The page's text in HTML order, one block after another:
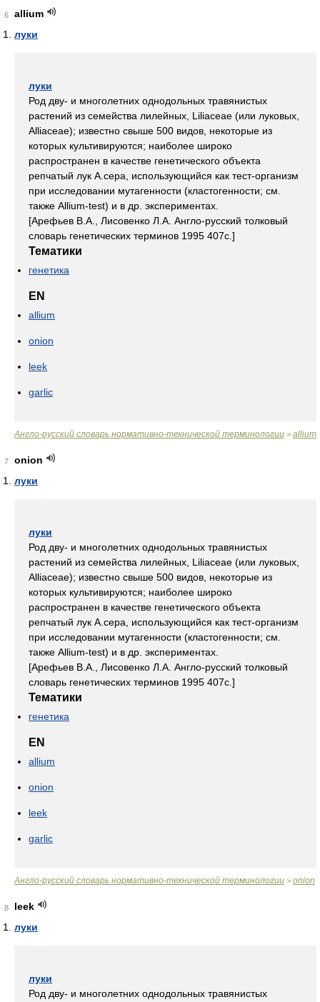
6
allium
луки
луки
Род дву- и многолетних однодольных травянистых
растений из семейства лилейных, Liliaceae (или луковых,
Alliaceae); известно свыше 500 видов, некоторые из
которых культивируются; наиболее широко
распространен в качестве генетического объекта
репчатый лук A.cepa, использующийся как тест-организм
при исследовании мутагенности (кластогенности; см.
также Allium-test) и в др. экспериментах.
[Арефьев В.А., Лисовенко Л.А. Англо-русский толковый
словарь генетических терминов 1995 407с.]
Тематики
генетика
EN
allium
onion
leek
garlic
Англо-русский словарь нормативно-технической терминологии > allium
7
onion
луки
луки
Род дву- и многолетних однодольных травянистых
растений из семейства лилейных, Liliaceae (или луковых,
Alliaceae); известно свыше 500 видов, некоторые из
которых культивируются; наиболее широко
распространен в качестве генетического объекта
репчатый лук A.cepa, использующийся как тест-организм
при исследовании мутагенности (кластогенности; см.
также Allium-test) и в др. экспериментах.
[Арефьев В.А., Лисовенко Л.А. Англо-русский толковый
словарь генетических терминов 1995 407с.]
Тематики
генетика
EN
allium
onion
leek
garlic
Англо-русский словарь нормативно-технической терминологии > onion
8
leek
луки
луки
Род дву- и многолетних однодольных травянистых